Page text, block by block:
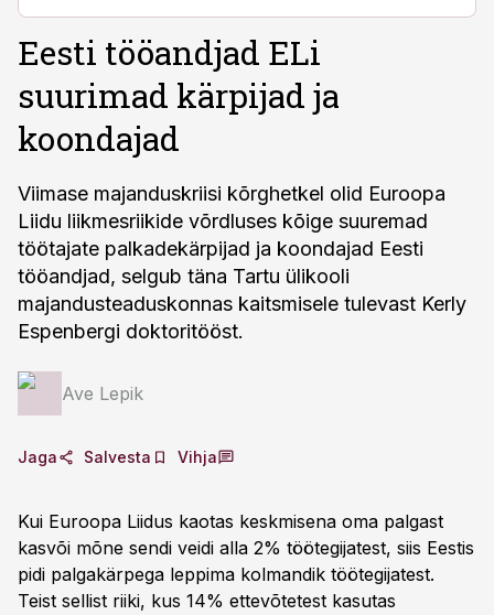
Eesti tööandjad ELi
suurimad kärpijad ja
koondajad
Viimase majanduskriisi kõrghetkel olid Euroopa
Liidu liikmesriikide võrdluses kõige suuremad
töötajate palkadekärpijad ja koondajad Eesti
tööandjad, selgub täna Tartu ülikooli
majandusteaduskonnas kaitsmisele tulevast Kerly
Espenbergi doktoritööst.
Ave Lepik
Jaga Salvesta Vihja
Kui Euroopa Liidus kaotas keskmisena oma palgast
kasvõi mõne sendi veidi alla 2% töötegijatest, siis Eestis
pidi palgakärpega leppima kolmandik töötegijatest.
Teist sellist riiki, kus 14% ettevõtetest kasutas